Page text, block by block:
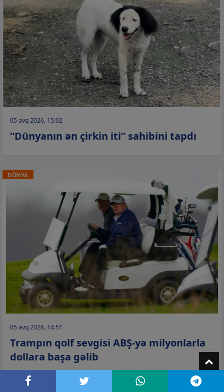
05 avq 2026, 15:02
“Dünyanın ən çirkin iti” sahibini tapdı
DÜNYA
05 avq 2026, 14:51
Trampın qolf sevgisi ABŞ-yə milyonlarla
dollara başa gəlib